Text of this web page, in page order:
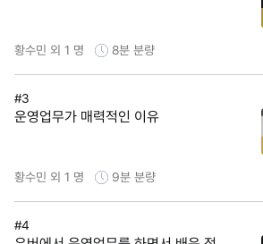
황수민 외 1 명 8분 분량
#3
운영업무가 매력적인 이유
황수민 외 1 명 9분 분량
#4